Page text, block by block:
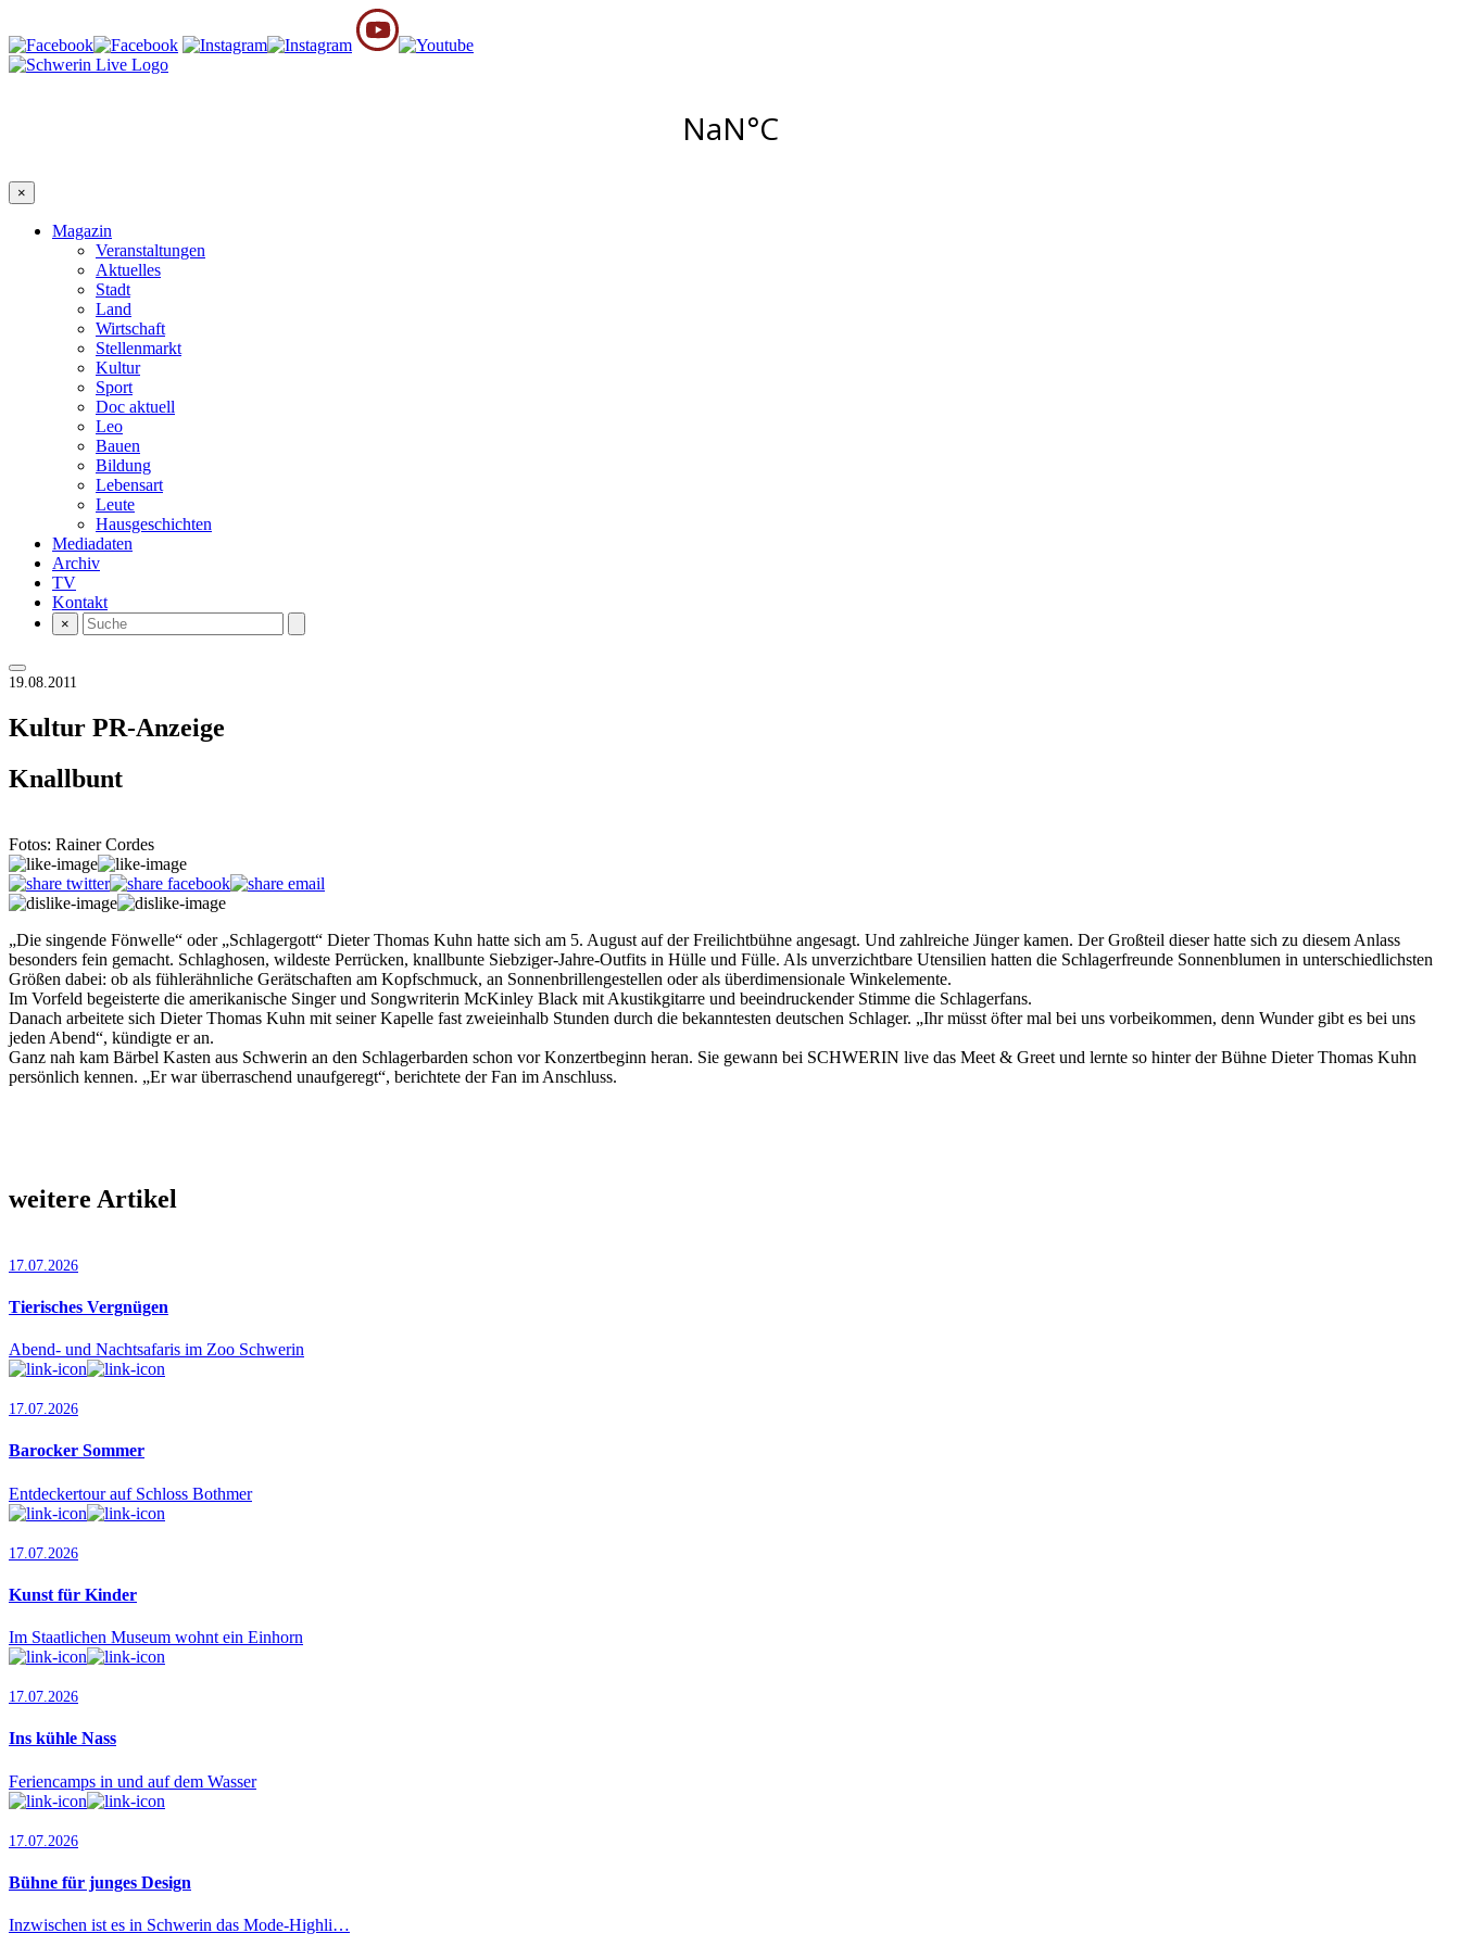
×
Magazin
Veranstaltungen
Aktuelles
Stadt
Land
Wirtschaft
Stellenmarkt
Kultur
Sport
Doc aktuell
Leo
Bauen
Bildung
Lebensart
Leute
Hausgeschichten
Mediadaten
Archiv
TV
Kontakt
×
19.08.2011
Kultur PR-Anzeige
Knallbunt
Fotos: Rainer Cordes
„Die singende Fönwelle“ oder „Schlagergott“ Dieter Thomas Kuhn hatte sich am 5. August auf der Freilichtbühne angesagt. Und zahlreiche Jünger kamen. Der Großteil dieser hatte sich zu diesem Anlass
besonders fein gemacht. Schlaghosen, wildeste Perrücken, knallbunte Siebziger-Jahre-Outfits in Hülle und Fülle. Als unverzichtbare Utensilien hatten die Schlagerfreunde Sonnenblumen in unterschiedlichsten
Größen dabei: ob als fühlerähnliche Gerätschaften am Kopfschmuck, an Sonnenbrillengestellen oder als überdimensionale Winkelemente.
Im Vorfeld begeisterte die amerikanische Singer und Songwriterin McKinley Black mit Akustikgitarre und beeindruckender Stimme die Schlagerfans.
Danach arbeitete sich Dieter Thomas Kuhn mit seiner Kapelle fast zweieinhalb Stunden durch die bekanntesten deutschen Schlager. „Ihr müsst öfter mal bei uns vorbeikommen, denn Wunder gibt es bei uns
jeden Abend“, kündigte er an.
Ganz nah kam Bärbel Kasten aus Schwerin an den Schlagerbarden schon vor Konzertbeginn heran. Sie gewann bei SCHWERIN live das Meet & Greet und lernte so hinter der Bühne Dieter Thomas Kuhn
persönlich kennen. „Er war überraschend unaufgeregt“, berichtete der Fan im Anschluss.
weitere Artikel
17.07.2026
Tierisches Vergnügen
Abend- und Nachtsafaris im Zoo Schwerin
17.07.2026
Barocker Sommer
Entdeckertour auf Schloss Bothmer
17.07.2026
Kunst für Kinder
Im Staatlichen Museum wohnt ein Einhorn
17.07.2026
Ins kühle Nass
Feriencamps in und auf dem Wasser
17.07.2026
Bühne für junges Design
Inzwischen ist es in Schwerin das Mode-Highli…